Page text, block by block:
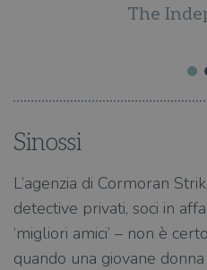
The
Sinossi
L’agenzia di Cormoran
detective privati, soci in
‘migliori amici’ – non è
quando una giovane